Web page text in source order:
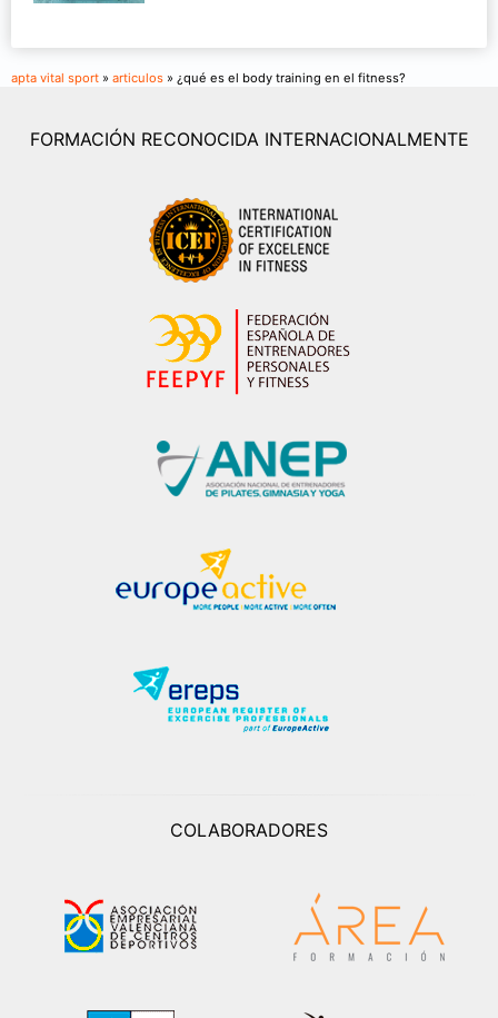
apta vital sport » articulos » ¿qué es el body training en el fitness?
FORMACIÓN RECONOCIDA INTERNACIONALMENTE
COLABORADORES